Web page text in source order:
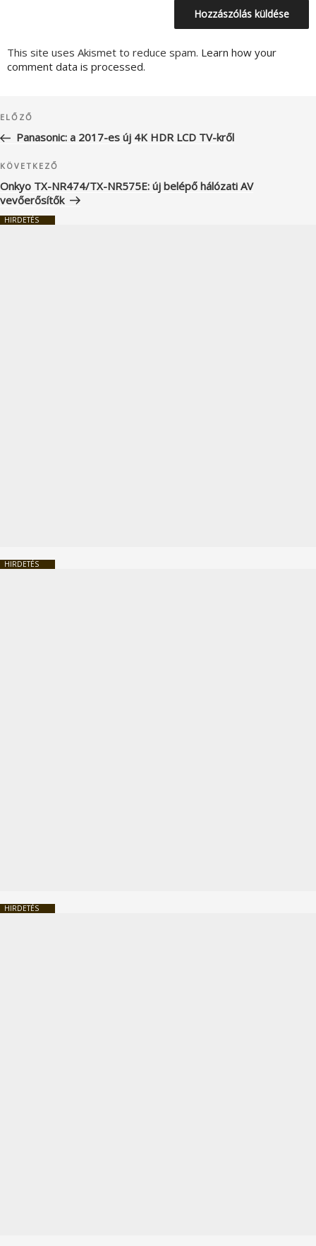
This site uses Akismet to reduce spam. Learn how your
comment data is processed.
navigáció
Korábbi
bejegyzés
ELŐZŐ
Panasonic: a 2017-es új 4K HDR LCD TV-kről
Következő
bejegyzés
KÖVETKEZŐ
Onkyo TX-NR474/TX-NR575E: új belépő hálózati AV
vevőerősítők
HIRDETÉS
HIRDETÉS
HIRDETÉS